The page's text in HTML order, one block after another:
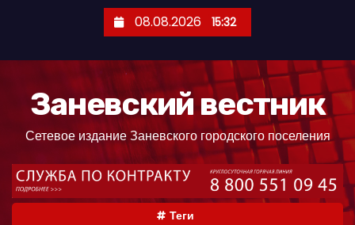
08.08.2026 15:32
Заневский вестник
Сетевое издание Заневского городского поселения
Теги